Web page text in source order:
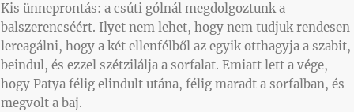
Kis ünneprontás: a csúti gólnál megdolgoztunk a
balszerencséért. Ilyet nem lehet, hogy nem tudjuk rendesen
lereagálni, hogy a két ellenfélből az egyik otthagyja a szabit,
beindul, és ezzel szétzilálja a sorfalat. Emiatt lett a vége,
hogy Patya félig elindult utána, félig maradt a sorfalban, és
megvolt a baj.